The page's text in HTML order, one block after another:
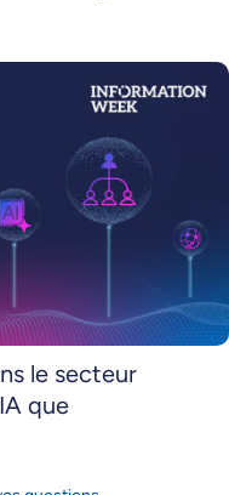
le secteur
que